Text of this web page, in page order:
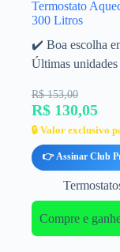
Termostato
300 Litros
✔️ Boa escolha
Últimas unidades
R$ 153,00
R$ 130,05
🔒 Valor exclusivo
👉 Assinar Club
Compre e